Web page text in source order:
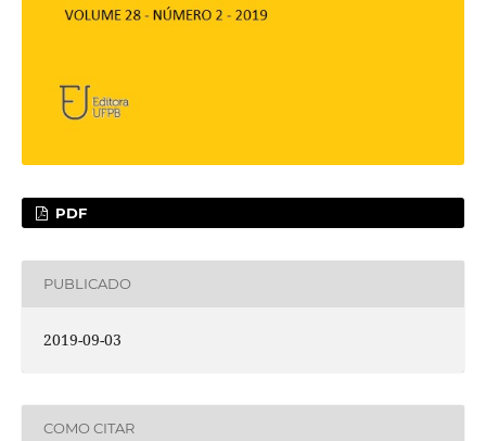
PDF
PUBLICADO
2019-09-03
COMO CITAR